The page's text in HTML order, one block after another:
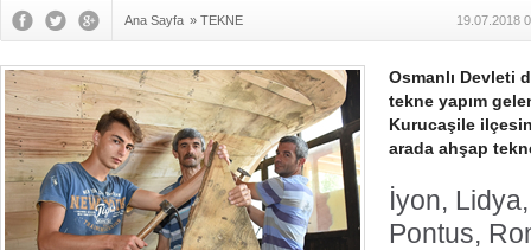
Ana Sayfa » TEKNE 19.07.2018
Osmanlı Devleti
tekne yapım
Kurucaşile
arada ahşap
İyon,
Pontus,